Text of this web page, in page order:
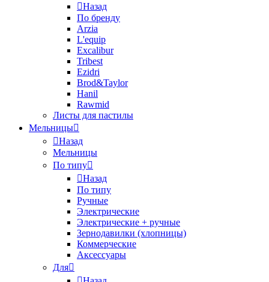
Назад
По бренду
Arzia
L'equip
Excalibur
Tribest
Ezidri
Brod&Taylor
Hanil
Rawmid
Листы для пастилы
Мельницы
Назад
Мельницы
По типу
Назад
По типу
Ручные
Электрические
Электрические + ручные
Зернодавилки (хлопницы)
Коммерческие
Аксессуары
Для